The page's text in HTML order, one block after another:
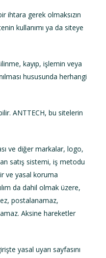
ihtara gerek olmaksızın
kullanımı ya da siteye
kayıp, işlemin veya
hususunda herhangi
ANTTECH, bu sitelerin
ve diğer markalar, logo,
satış sistemi, iş metodu
ve yasal koruma
da dahil olmak üzere,
postalanamaz,
Aksine hareketler
yasal uyarı sayfasını